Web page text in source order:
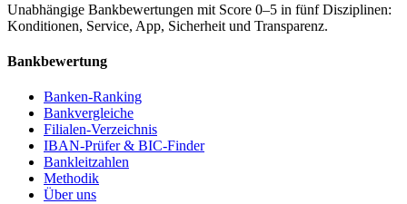
Unabhängige Bankbewertungen mit Score 0–5 in fünf Disziplinen:
Konditionen, Service, App, Sicherheit und Transparenz.
Bankbewertung
Banken-Ranking
Bankvergleiche
Filialen-Verzeichnis
IBAN-Prüfer & BIC-Finder
Bankleitzahlen
Methodik
Über uns